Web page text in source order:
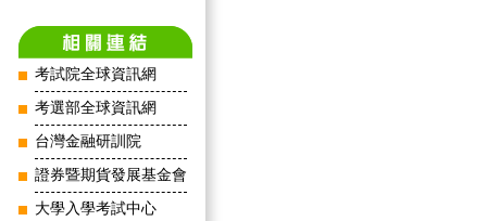
考試院全球資訊網
考選部全球資訊網
台灣金融研訓院
證券暨期貨發展基金會
大學入學考試中心